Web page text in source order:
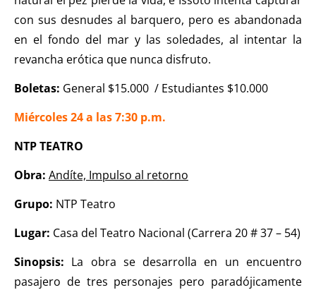
con sus desnudes al barquero, pero es abandonada
en el fondo del mar y las soledades, al intentar la
revancha erótica que nunca disfruto.
Boletas: General $15.000 / Estudiantes $10.000
Miércoles 24 a las 7:30 p.m.
NTP TEATRO
Obra: Andíte, Impulso al retorno
Grupo: NTP Teatro
Lugar: Casa del Teatro Nacional (Carrera 20 # 37 – 54)
Sinopsis: La obra se desarrolla en un encuentro
pasajero de tres personajes pero paradójicamente